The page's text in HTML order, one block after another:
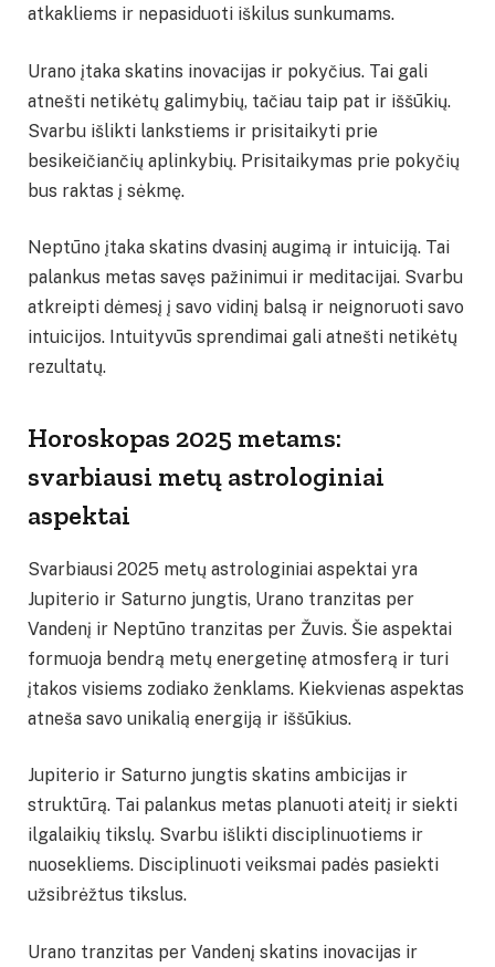
atkakliems ir nepasiduoti iškilus sunkumams.
Urano įtaka skatins inovacijas ir pokyčius. Tai gali
atnešti netikėtų galimybių, tačiau taip pat ir iššūkių.
Svarbu išlikti lankstiems ir prisitaikyti prie
besikeičiančių aplinkybių. Prisitaikymas prie pokyčių
bus raktas į sėkmę.
Neptūno įtaka skatins dvasinį augimą ir intuiciją. Tai
palankus metas savęs pažinimui ir meditacijai. Svarbu
atkreipti dėmesį į savo vidinį balsą ir neignoruoti savo
intuicijos. Intuityvūs sprendimai gali atnešti netikėtų
rezultatų.
Horoskopas 2025 metams:
svarbiausi metų astrologiniai
aspektai
Svarbiausi 2025 metų astrologiniai aspektai yra
Jupiterio ir Saturno jungtis, Urano tranzitas per
Vandenį ir Neptūno tranzitas per Žuvis. Šie aspektai
formuoja bendrą metų energetinę atmosferą ir turi
įtakos visiems zodiako ženklams. Kiekvienas aspektas
atneša savo unikalią energiją ir iššūkius.
Jupiterio ir Saturno jungtis skatins ambicijas ir
struktūrą. Tai palankus metas planuoti ateitį ir siekti
ilgalaikių tikslų. Svarbu išlikti disciplinuotiems ir
nuosekliems. Disciplinuoti veiksmai padės pasiekti
užsibrėžtus tikslus.
Urano tranzitas per Vandenį skatins inovacijas ir